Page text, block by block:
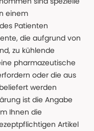
einem
Patienten
die aufgrund von
zu kühlende
pharmazeutische
oder die aus
werden
ist die Angabe
Ihnen die
Artikel